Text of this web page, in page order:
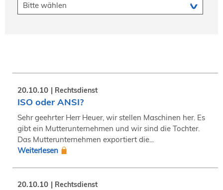
20.10.10 Rechtsdienst
ISO oder ANSI?
Sehr geehrter Herr Heuer, wir stellen Maschinen her. Es
gibt ein Mutterunternehmen und wir sind die Tochter.
Das Mutterunternehmen exportiert die...
Weiterlesen
20.10.10 Rechtsdienst